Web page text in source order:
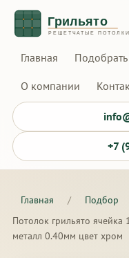
Главная Подобрать
О компании
+7
Главная / Подбор
Потолок грильято
металл 0.40мм цвет хром